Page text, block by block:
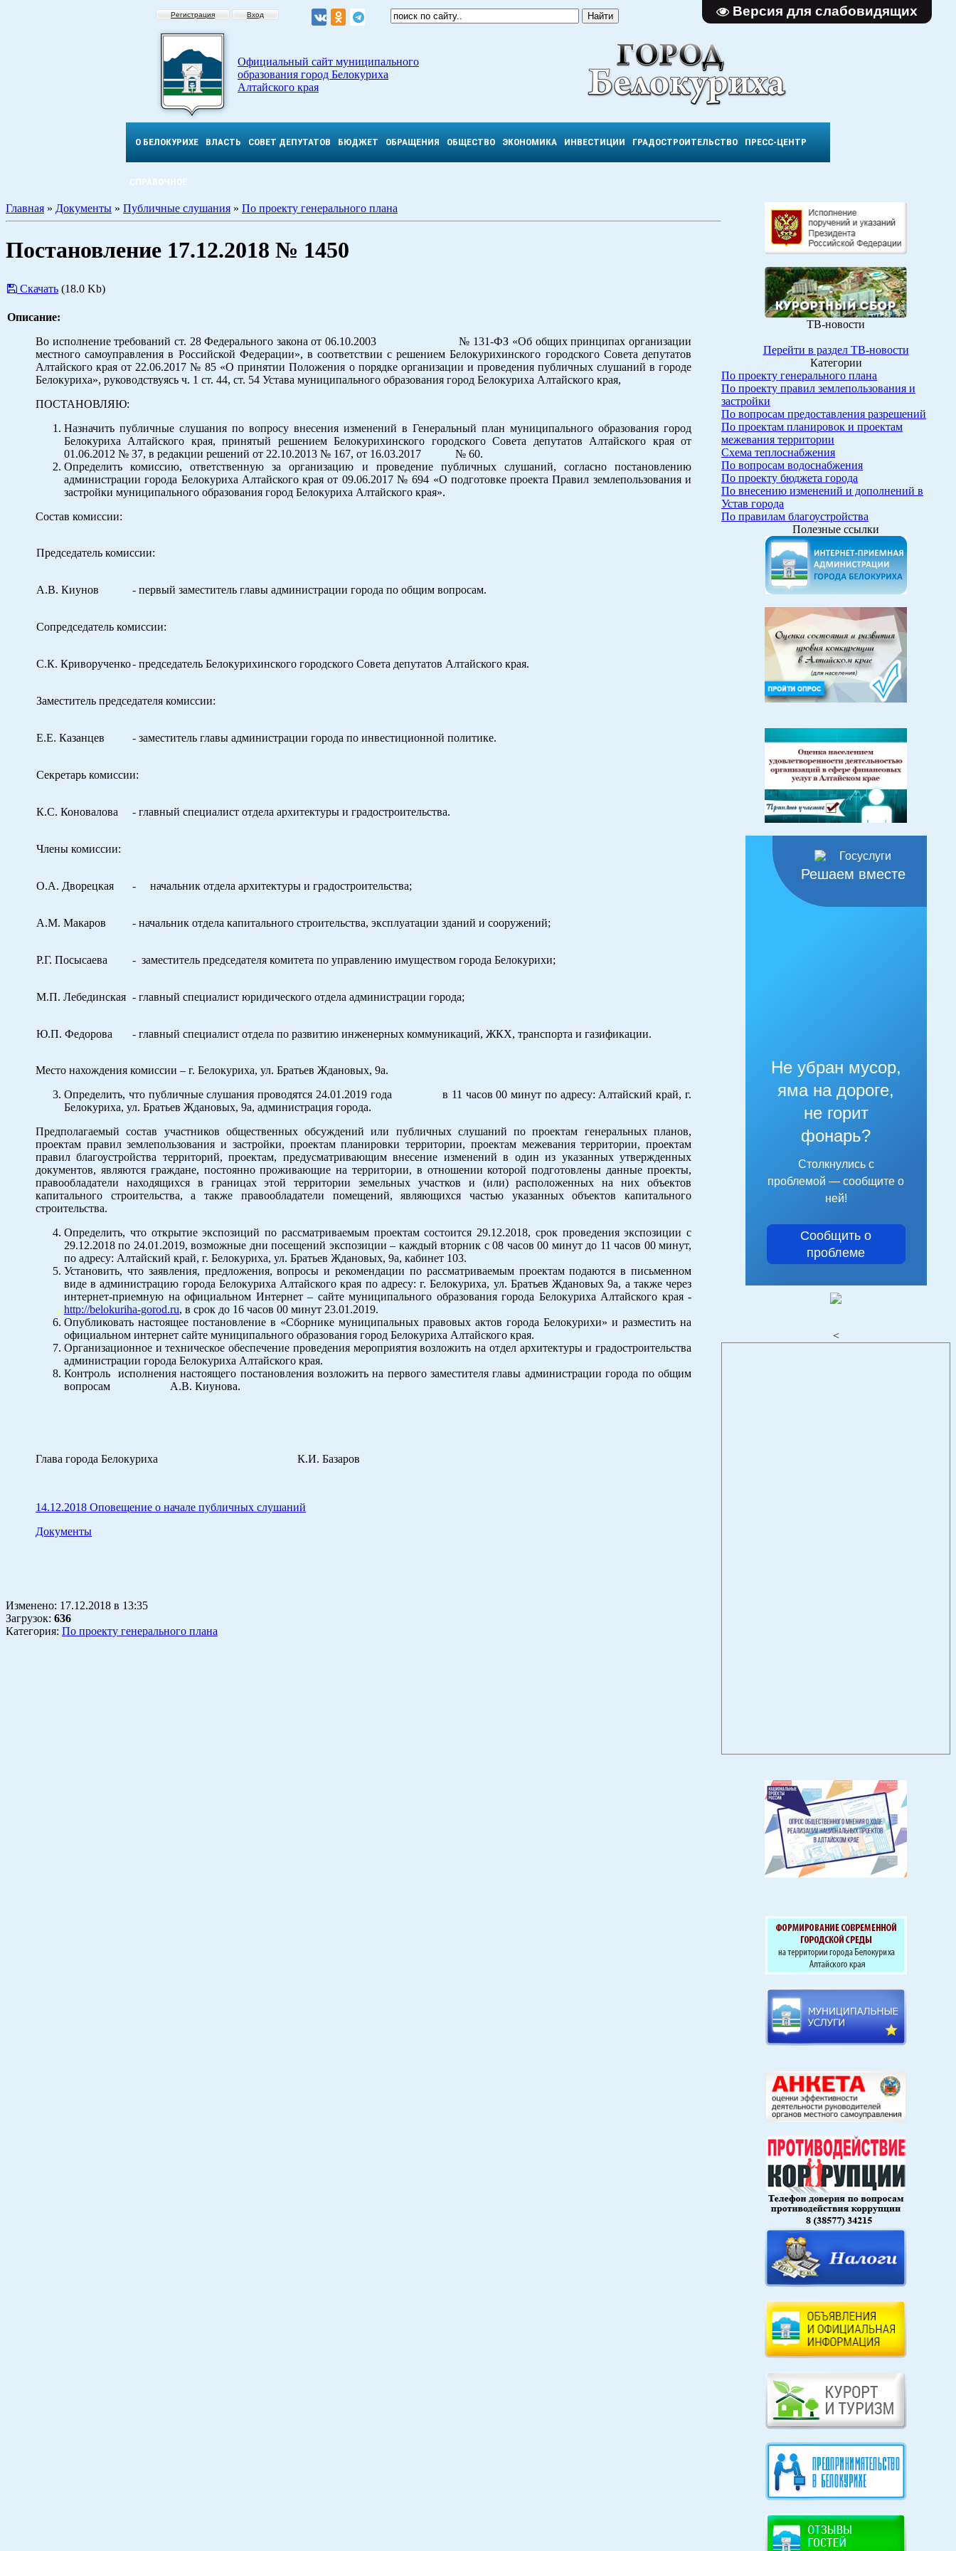
Версия для слабовидящих
Регистрация Вход
Официальный сайт муниципального
образования город Белокуриха
Алтайского края
О БЕЛОКУРИХЕ ВЛАСТЬ СОВЕТ ДЕПУТАТОВ БЮДЖЕТ ОБРАЩЕНИЯ ОБЩЕСТВО ЭКОНОМИКА ИНВЕСТИЦИИ ГРАДОСТРОИТЕЛЬСТВО ПРЕСС-ЦЕНТР
СПРАВОЧНОЕ
Главная » Документы » Публичные слушания » По проекту генерального плана
Постановление 17.12.2018 № 1450
Скачать (18.0 Kb)
Описание:
Во исполнение требований ст. 28 Федерального закона от 06.10.2003 № 131-ФЗ «Об общих принципах организации
местного самоуправления в Российской Федерации», в соответствии с решением Белокурихинского городского Совета депутатов
Алтайского края от 22.06.2017 № 85 «О принятии Положения о порядке организации и проведения публичных слушаний в городе
Белокуриха», руководствуясь ч. 1 ст. 44, ст. 54 Устава муниципального образования город Белокуриха Алтайского края,
ПОСТАНОВЛЯЮ:
Назначить публичные слушания по вопросу внесения изменений в Генеральный план муниципального образования город
Белокуриха Алтайского края, принятый решением Белокурихинского городского Совета депутатов Алтайского края от
01.06.2012 № 37, в редакции решений от 22.10.2013 № 167, от 16.03.2017 № 60.
Определить комиссию, ответственную за организацию и проведение публичных слушаний, согласно постановлению
администрации города Белокуриха Алтайского края от 09.06.2017 № 694 «О подготовке проекта Правил землепользования и
застройки муниципального образования город Белокуриха Алтайского края».
Состав комиссии:
Председатель комиссии:
А.В. Киунов - первый заместитель главы администрации города по общим вопросам.
Сопредседатель комиссии:
С.К. Криворученко- председатель Белокурихинского городского Совета депутатов Алтайского края.
Заместитель председателя комиссии:
Е.Е. Казанцев - заместитель главы администрации города по инвестиционной политике.
Секретарь комиссии:
К.С. Коновалова - главный специалист отдела архитектуры и градостроительства.
Члены комиссии:
О.А. Дворецкая - начальник отдела архитектуры и градостроительства;
А.М. Макаров - начальник отдела капитального строительства, эксплуатации зданий и сооружений;
Р.Г. Посысаева - заместитель председателя комитета по управлению имуществом города Белокурихи;
М.П. Лебединская - главный специалист юридического отдела администрации города;
Ю.П. Федорова - главный специалист отдела по развитию инженерных коммуникаций, ЖКХ, транспорта и газификации.
Место нахождения комиссии – г. Белокуриха, ул. Братьев Ждановых, 9а.
Определить, что публичные слушания проводятся 24.01.2019 года в 11 часов 00 минут по адресу: Алтайский край, г.
Белокуриха, ул. Братьев Ждановых, 9а, администрация города.
Предполагаемый состав участников общественных обсуждений или публичных слушаний по проектам генеральных планов,
проектам правил землепользования и застройки, проектам планировки территории, проектам межевания территории, проектам
правил благоустройства территорий, проектам, предусматривающим внесение изменений в один из указанных утвержденных
документов, являются граждане, постоянно проживающие на территории, в отношении которой подготовлены данные проекты,
правообладатели находящихся в границах этой территории земельных участков и (или) расположенных на них объектов
капитального строительства, а также правообладатели помещений, являющихся частью указанных объектов капитального
строительства.
Определить, что открытие экспозиций по рассматриваемым проектам состоится 29.12.2018, срок проведения экспозиции с
29.12.2018 по 24.01.2019, возможные дни посещений экспозиции – каждый вторник с 08 часов 00 минут до 11 часов 00 минут,
по адресу: Алтайский край, г. Белокуриха, ул. Братьев Ждановых, 9а, кабинет 103.
Установить, что заявления, предложения, вопросы и рекомендации по рассматриваемым проектам подаются в письменном
виде в администрацию города Белокуриха Алтайского края по адресу: г. Белокуриха, ул. Братьев Ждановых 9а, а также через
интернет-приемную на официальном Интернет – сайте муниципального образования города Белокуриха Алтайского края -
http://belokuriha-gorod.ru, в срок до 16 часов 00 минут 23.01.2019.
Опубликовать настоящее постановление в «Сборнике муниципальных правовых актов города Белокурихи» и разместить на
официальном интернет сайте муниципального образования город Белокуриха Алтайского края.
Организационное и техническое обеспечение проведения мероприятия возложить на отдел архитектуры и градостроительства
администрации города Белокуриха Алтайского края.
Контроль исполнения настоящего постановления возложить на первого заместителя главы администрации города по общим
вопросам А.В. Киунова.
Глава города Белокуриха К.И. Базаров
14.12.2018 Оповещение о начале публичных слушаний
Документы
Изменено: 17.12.2018 в 13:35
Загрузок: 636
Категория: По проекту генерального плана
ТВ-новости
Перейти в раздел ТВ-новости
Категории
По проекту генерального плана
По проекту правил землепользования и
застройки
По вопросам предоставления разрешений
По проектам планировок и проектам
межевания территории
Схема теплоснабжения
По вопросам водоснабжения
По проекту бюджета города
По внесению изменений и дополнений в
Устав города
По правилам благоустройства
Полезные ссылки
Решаем вместе
Не убран мусор,
яма на дороге,
не горит
фонарь?
Столкнулись с
проблемой — сообщите о
ней!
Сообщить о
проблеме
<